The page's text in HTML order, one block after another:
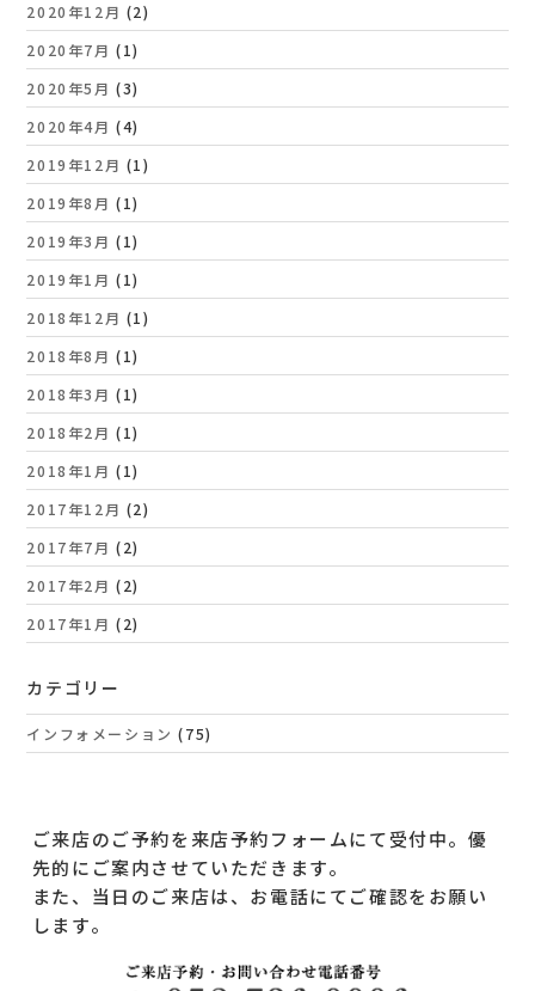
2020年12月 (2)
2020年7月 (1)
2020年5月 (3)
2020年4月 (4)
2019年12月 (1)
2019年8月 (1)
2019年3月 (1)
2019年1月 (1)
2018年12月 (1)
2018年8月 (1)
2018年3月 (1)
2018年2月 (1)
2018年1月 (1)
2017年12月 (2)
2017年7月 (2)
2017年2月 (2)
2017年1月 (2)
カテゴリー
インフォメーション (75)
ご来店のご予約を来店予約フォームにて受付中。優
先的にご案内させていただきます。
また、当日のご来店は、お電話にてご確認をお願い
します。